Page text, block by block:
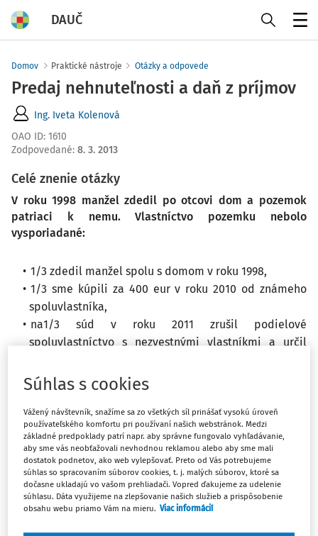
DAUČ
Domov Praktické nástroje Otázky a odpovede
Predaj nehnuteľnosti a daň z príjmov
Ing. Iveta Kolenová
OAO ID: 1610
Zodpovedané: 8. 3. 2013
Celé znenie otázky
V roku 1998 manžel zdedil po otcovi dom a pozemok
patriaci k nemu. Vlastníctvo pozemku nebolo
vysporiadané:
1/3 zdedil manžel spolu s domom v roku 1998,
1/3 sme kúpili za 400 eur v roku 2010 od známeho
spoluvlastníka,
na1/3 súd v roku 2011 zrušil podielové
spoluvlastníctvo s nezvestnými vlastníkmi a určil
zákona.
V roku 2012 sme dom s pozemkom predali za celkovú
cenu 12 000 eur. Podliehajú nezdedené časti pozemku
dani z príjmov? Ak áno, ako určiť podiel z predajnej ceny
za časti pozemku ktoré podliehajú tejto dani?
Odpoveď
Súhlas s cookies
Vážený návštevník, snažíme sa zo všetkých síl prinášať vysokú úroveň
používateľského komfortu pri používaní našich webstránok. Medzi
základné predpoklady patrí napr. aby správne fungovalo vyhľadávanie,
aby sme vás neobťažovali nevhodnou reklamou alebo aby sme mali
dostatok podnetov, ako web vylepšovať. Preto od Vás potrebujeme
súhlas so spracovaním súborov cookies, t. j. malých súborov, ktoré sa
dočasne ukladajú vo vašom prehliadači. Vopred ďakujeme za udelenie
súhlasu. Dáta využijeme na zlepšovanie našich služieb a prispôsobenie
obsahu webu priamo Vám na mieru. Viac informácií